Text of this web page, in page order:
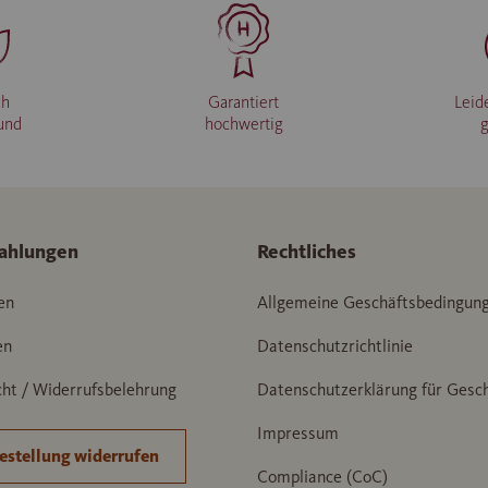
Garantiert
hochwertig
/ Widerrufsbelehrung
widerrufen
Rechtliches
Allgemeine
Datenschutzrichtlinie
Datenschutzerklärung für
Impressum
Compliance (CoC)